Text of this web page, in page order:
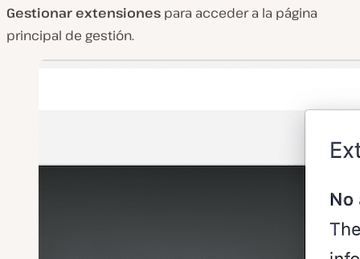
Gestionar extensiones para acceder a la página
principal de gestión.